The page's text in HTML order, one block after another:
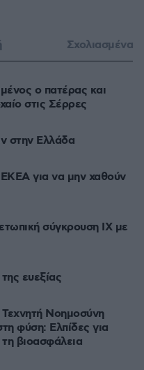
Σχολιασμένα
ο πατέρας και
στις Σέρρες
στην Ελλάδα
για να μην χαθούν
σύγκρουση ΙΧ με
ευεξίας
Νοημοσύνη
φύση: Ελπίδες για
βιοασφάλεια